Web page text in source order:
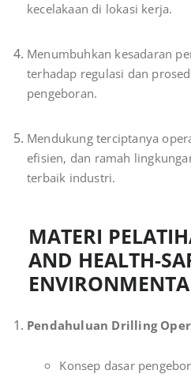
kecelakaan di lokasi kerja.
Menumbuhkan kesadaran
terhadap regulasi dan
pengeboran.
Mendukung terciptanya
efisien, dan ramah
terbaik industri.
MATERI
AND HEALTH-
Pendahuluan Drilling
Konsep dasar